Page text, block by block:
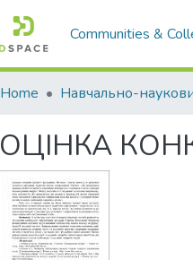
Communities &
Home
ОЦІНКА